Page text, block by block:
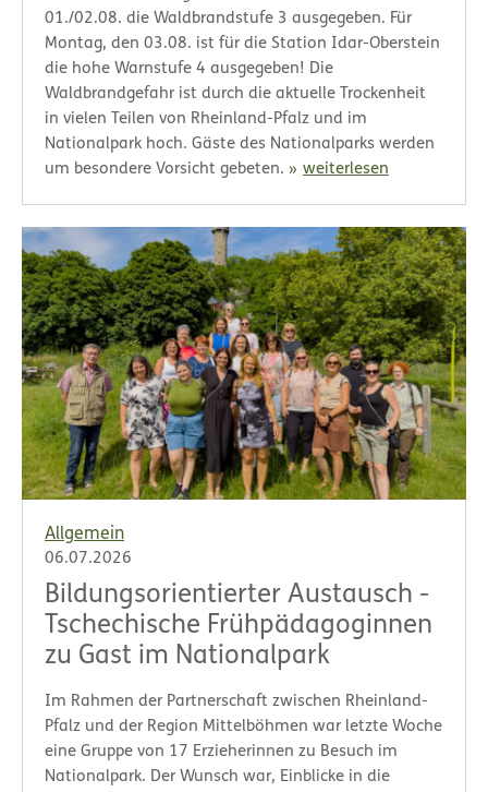
01./02.08. die Waldbrandstufe 3 ausgegeben. Für
Montag, den 03.08. ist für die Station Idar-Oberstein
die hohe Warnstufe 4 ausgegeben! Die
Waldbrandgefahr ist durch die aktuelle Trockenheit
in vielen Teilen von Rheinland-Pfalz und im
Nationalpark hoch. Gäste des Nationalparks werden
um besondere Vorsicht gebeten.
weiterlesen
Allgemein
06.07.2026
Bildungsorientierter Austausch -
Tschechische Frühpädagoginnen
zu Gast im Nationalpark
Im Rahmen der Partnerschaft zwischen Rheinland-
Pfalz und der Region Mittelböhmen war letzte Woche
eine Gruppe von 17 Erzieherinnen zu Besuch im
Nationalpark. Der Wunsch war, Einblicke in die